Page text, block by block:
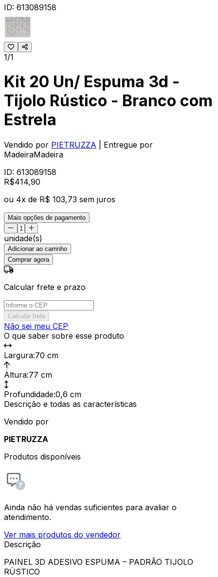
ID: 613089158
1/1
Kit 20 Un/ Espuma 3d -
Tijolo Rústico - Branco com
Estrela
Vendido por PIETRUZZA
| Entregue por
MadeiraMadeira
ID: 613089158
R$414,90
ou 4x de R$ 103,73 sem juros
Mais opções de pagamento
unidade(s)
Adicionar ao carrinho
Comprar agora
Calcular frete e prazo
Calcular frete
Não sei meu CEP
O que saber sobre esse produto
Largura:70 cm
Altura:77 cm
Profundidade:0,6 cm
Descrição e todas as características
Vendido por
PIETRUZZA
Produtos disponíveis
Ainda não há vendas suficientes para avaliar o
atendimento.
Ver mais produtos do vendedor
Descrição
PAINEL 3D ADESIVO ESPUMA – PADRÃO TIJOLO
RÙSTICO